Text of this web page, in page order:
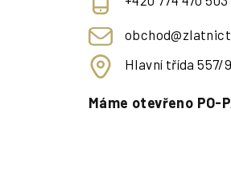
Hlavní třída 557/
Máme otevřeno PO-